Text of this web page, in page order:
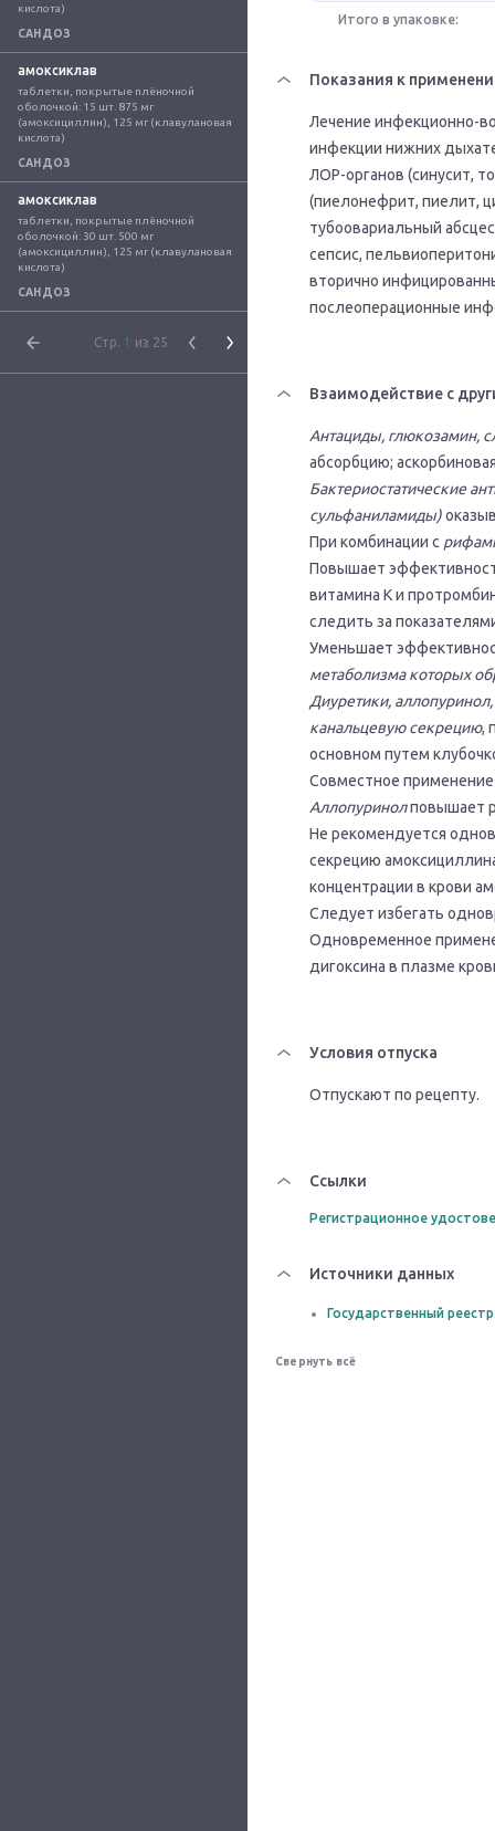
кислота)
САНДОЗ
амоксиклав
таблетки, покрытые плёночной
оболочкой: 15 шт. 875 мг
(амоксициллин), 125 мг (клавулановая
кислота)
САНДОЗ
амоксиклав
таблетки, покрытые плёночной
оболочкой: 30 шт. 500 мг
(амоксициллин), 125 мг (клавулановая
кислота)
САНДОЗ
Стр. 1 из 25
Итого в упаковке:
Показания к
Лечение инфекционно-
инфекции нижних
ЛОР-органов (синусит,
(пиелонефрит, пиелит,
тубоовариальный
сепсис,
вторично
послеоперационные
Взаимодействие с
Антациды, глюкозамин,
абсорбцию;
Бактериостатические
сульфаниламиды)
При комбинации с
Повышает
витамина К и
следить за
Уменьшает
метаболизма которых
Диуретики,
канальцевую секрецию,
основном путем
Совместное
Аллопуринолповышает
Не рекомендуется
секрецию
концентрации в крови
Следует избегать
Одновременное
дигоксина в плазме
Условия отпуска
Отпускают по рецепту.
Ссылки
Регистрационное
Источники данных
Государственный
Свернуть всё